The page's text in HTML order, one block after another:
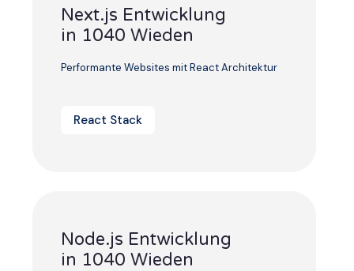
Next.js Entwicklung
in 1040 Wieden
Performante Websites mit React Architektur
React Stack
Node.js Entwicklung
in 1040 Wieden